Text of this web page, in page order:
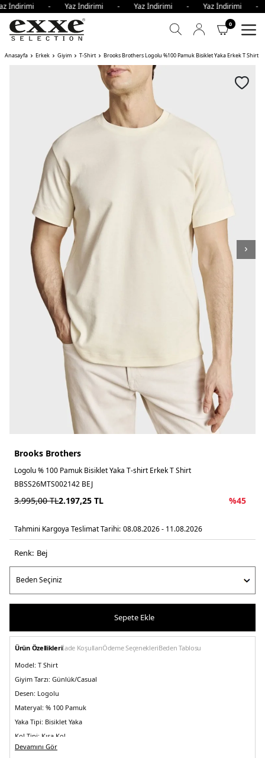
İndirimi - Yaz İndirimi - Yaz İndirimi - Yaz
0
Anasayfa Erkek Giyim T-Shirt Brooks Brothers Logolu %100 Pamuk Bisiklet Yaka Erkek T Shirt
Brooks Brothers
Logolu % 100 Pamuk Bisiklet Yaka T-shirt Erkek T Shirt
BBSS26MTS002142 BEJ
3.995,00TL2.197,25 TL %45
Tahmini Kargoya Teslimat Tarihi: 08.08.2026 - 11.08.2026
Renk: bej
Sepete Ekle
Ürün Özellikleriİade KoşullarıÖdeme SeçenekleriBeden Tablosu
Model: T Shirt
Giyim Tarzı: Günlük/Casual
Desen: Logolu
Materyal: % 100 Pamuk
Yaka Tipi: Bisiklet Yaka
Kol Tipi: Kısa Kol
Kumaş Tipi:Belirtilmemiş
Devamını Gör